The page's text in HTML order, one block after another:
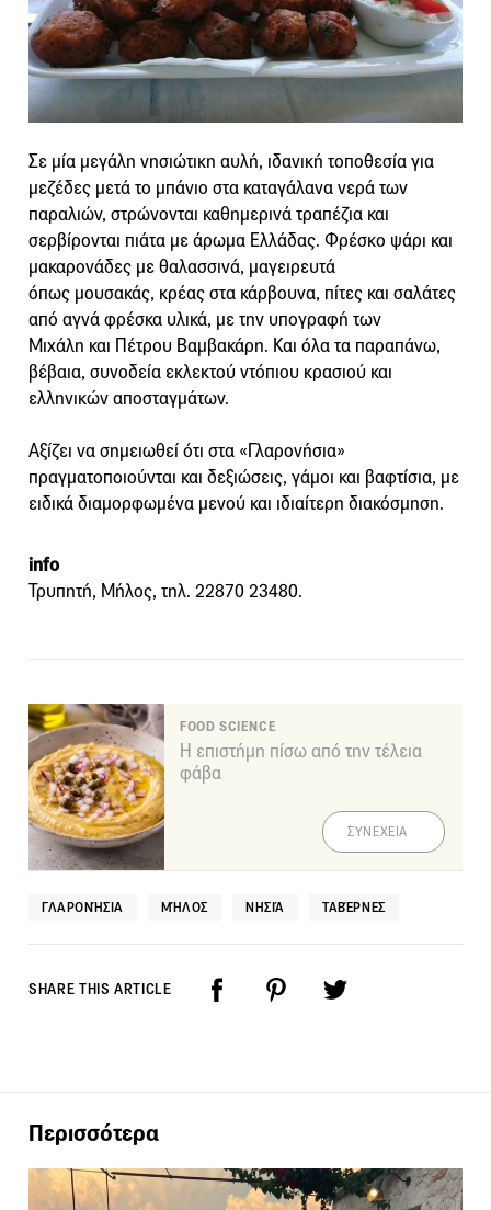
Σε μία μεγάλη νησιώτικη αυλή, ιδανική τοποθεσία για
μεζέδες μετά το μπάνιο στα καταγάλανα νερά των
παραλιών, στρώνονται καθημερινά τραπέζια και
σερβίρονται πιάτα με άρωμα Ελλάδας. Φρέσκο ψάρι και
μακαρονάδες με θαλασσινά, μαγειρευτά
όπως μουσακάς, κρέας στα κάρβουνα, πίτες και σαλάτες
από αγνά φρέσκα υλικά, με την υπογραφή των
Μιχάλη και Πέτρου Βαμβακάρη. Και όλα τα παραπάνω,
βέβαια, συνοδεία εκλεκτού ντόπιου κρασιού και
ελληνικών αποσταγμάτων.
Αξίζει να σημειωθεί ότι στα «Γλαρονήσια»
πραγματοποιούνται και δεξιώσεις, γάμοι και βαφτίσια, με
ειδικά διαμορφωμένα μενού και ιδιαίτερη διακόσμηση.
info
Τρυπητή, Mήλος, τηλ. 22870 23480.
FOOD SCIENCE
Η επιστήμη πίσω από την τέλεια
φάβα
ΣΥΝΕΧΕΙΑ
ΓΛΑΡΟΝΉΣΙΑ ΜΉΛΟΣ ΝΗΣΙΆ ΤΑΒΈΡΝΕΣ
SHARE THIS ARTICLE
Περισσότερα